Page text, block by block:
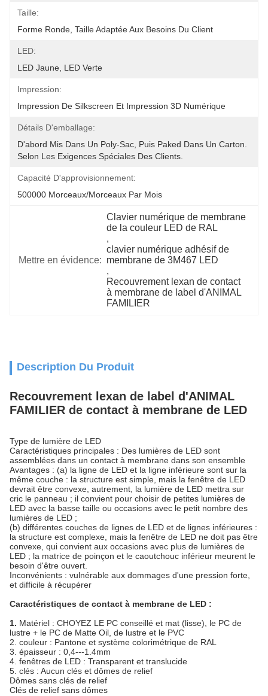
Taille:
Forme Ronde, Taille Adaptée Aux Besoins Du Client
LED:
LED Jaune, LED Verte
Impression:
Impression De Silkscreen Et Impression 3D Numérique
Détails D'emballage:
D'abord Mis Dans Un Poly-Sac, Puis Paked Dans Un Carton.
Selon Les Exigences Spéciales Des Clients.
Capacité D'approvisionnement:
500000 Morceaux/morceaux Par Mois
Mettre en évidence:
Clavier numérique de membrane
de la couleur LED de RAL
,
clavier numérique adhésif de
membrane de 3M467 LED
,
Recouvrement lexan de contact
à membrane de label d'ANIMAL
FAMILIER
Description Du Produit
Recouvrement lexan de label d'ANIMAL
FAMILIER de contact à membrane de LED
Type de lumière de LED
Caractéristiques principales : Des lumières de LED sont
assemblées dans un contact à membrane dans son ensemble
Avantages : (a) la ligne de LED et la ligne inférieure sont sur la
même couche : la structure est simple, mais la fenêtre de LED
devrait être convexe, autrement, la lumière de LED mettra sur
cric le panneau ; il convient pour choisir de petites lumières de
LED avec la basse taille ou occasions avec le petit nombre des
lumières de LED ;
(b) différentes couches de lignes de LED et de lignes inférieures :
la structure est complexe, mais la fenêtre de LED ne doit pas être
convexe, qui convient aux occasions avec plus de lumières de
LED ; la matrice de poinçon et le caoutchouc inférieur meurent le
besoin d'être ouvert.
Inconvénients : vulnérable aux dommages d'une pression forte,
et difficile à récupérer
Caractéristiques de contact à membrane de LED :
1. Matériel : CHOYEZ LE PC conseillé et mat (lisse), le PC de
lustre + le PC de Matte Oil, de lustre et le PVC
2. couleur : Pantone et système colorimétrique de RAL
3. épaisseur : 0,4---1.4mm
4. fenêtres de LED : Transparent et translucide
5. clés : Aucun clés et dômes de relief
Dômes sans clés de relief
Clés de relief sans dômes